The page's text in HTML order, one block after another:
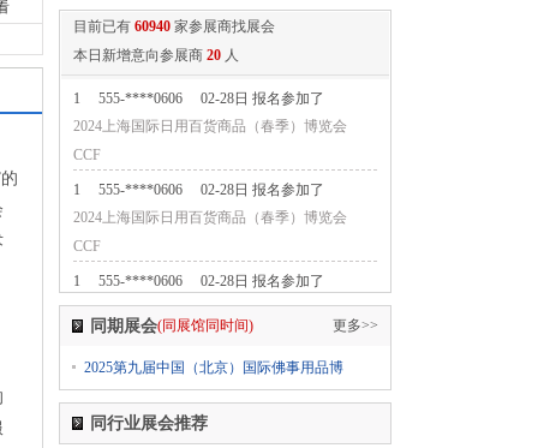
目前已有 60940 家参展商找展会
本日新增意向参展商 20 人
1 555-****0606
02-28日 报名参加了
2024上海国际日用百货商品（春季）博览会
CCF
CCF
1 555-****0606
02-28日 报名参加了
2024第十八届国际医疗器械设计与制造技术展览
会（Medtec China）
555-****0606
02-28日 报名参加了
2024第6届上海国际个人护理用品博览会（迎河
个护展 PCE）2024上海国际卫生护理用品展览会
（PCE卫生品展上海站）
同期展会(同展馆同时间) 更多>>
2025第九届中国（北京）国际佛事用品博
同行业展会推荐